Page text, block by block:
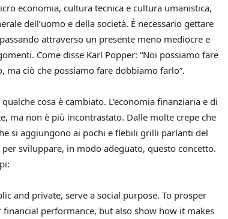
economia, cultura tecnica e cultura umanistica,
dell’uomo e della società. È necessario gettare
attraverso un presente meno mediocre e
Come disse Karl Popper: “Noi possiamo fare
ma ciò che possiamo fare dobbiamo farlo”.
cosa è cambiato. L’economia finanziaria e di
ma non è più incontrastato. Dalle molte crepe che
si aggiungono ai pochi e flebili grilli parlanti del
sviluppare, in modo adeguato, questo concetto.
and private, serve a social purpose. To prosper
performance, but also show how it makes